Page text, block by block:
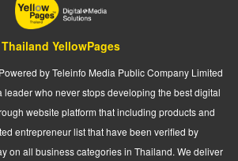
Thailand YellowPages
by Teleinfo Media Public Company Limited
leader who never stops developing the best digital
website platform that including products and
entrepreneur list that have been verified by
on all business categories in Thailand. We deliver